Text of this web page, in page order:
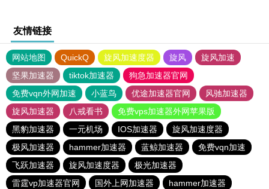
友情链接
网站地图 QuickQ 旋风加速度器 旋风
旋风加速
坚果加速器
tiktok加速器
狗急加速器官网
免费vqn外网加速
小蓝鸟 优途加速器官网
风驰加速器
旋风加速器
八戒看书
免费vps加速器外网苹果版
黑豹加速器
一元机场 IOS加速器
旋风加速度器
极风加速器
hammer加速器 蓝鲸加速器
免费vqn加速
飞跃加速器
旋风加速度器
极光加速器
雷霆vp加速器官网
国外上网加速器 hammer加速器